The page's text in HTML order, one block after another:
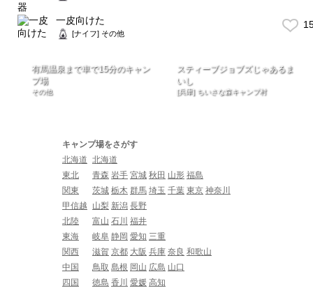
一皮向けた
[ナイフ] その他
有馬温泉まで車で15分のキャン
プ場
その他
スティーブジョブズじゃあるま
いし
[兵庫] ちいさな森キャンプ村
キャンプ場をさがす
北海道 北海道
東北
青森 岩手 宮城 秋田 山形 福島
関東
茨城 栃木 群馬 埼玉 千葉 東京 神奈川
甲信越
山梨 新潟 長野
北陸
富山 石川 福井
東海
岐阜 静岡 愛知 三重
関西
滋賀 京都 大阪 兵庫 奈良 和歌山
中国
鳥取 島根 岡山 広島 山口
四国
徳島 香川 愛媛 高知